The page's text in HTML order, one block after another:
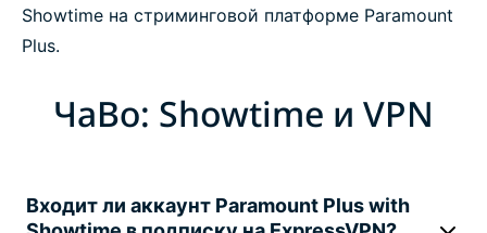
Showtime на стриминговой платформе Paramount
Plus.
ЧаВо: Showtime и VPN
Входит ли аккаунт Paramount Plus with